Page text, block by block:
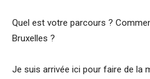
Quel est votre parcours ?
Bruxelles ?
Je suis arrivée ici pour faire de la